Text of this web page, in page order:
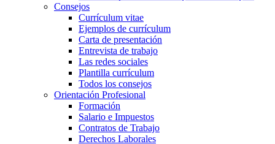
Consejos
Currículum vitae
Ejemplos de currículum
Carta de presentación
Entrevista de trabajo
Las redes sociales
Plantilla currículum
Todos los consejos
Orientación Profesional
Formación
Salario e Impuestos
Contratos de Trabajo
Derechos Laborales